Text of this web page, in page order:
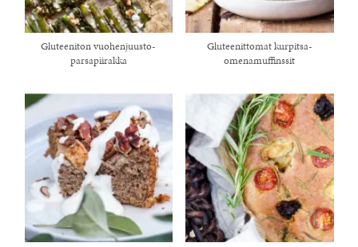
Gluteeniton vuohenjuusto-
parsapiirakka
Gluteenittomat kurpitsa-
omenamuffinssit